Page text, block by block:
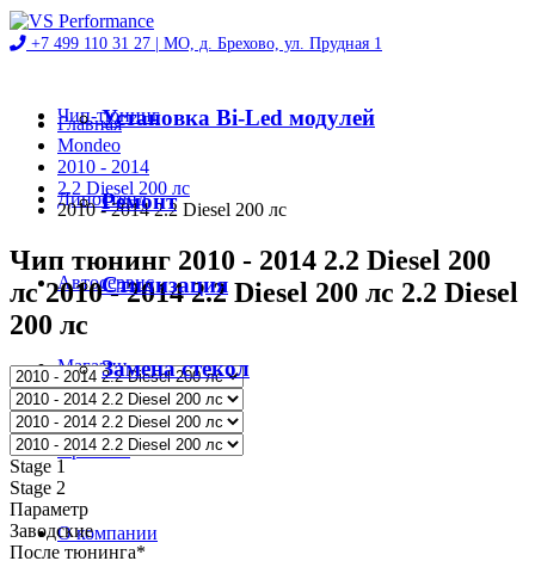
+7 499 110 31 27 | МО, д. Брехово, ул. Прудная 1
Чип-тюнинг
Диностенд
Автосервис
Магазин
Проекты
О компании
Установка Bi-Led модулей
Ремонт
Стилизация
Замена стекол
Главная
Mondeo
2010 - 2014
2.2 Diesel 200 лс
2010 - 2014 2.2 Diesel 200 лс
Чип тюнинг 2010 - 2014 2.2 Diesel 200
лс 2010 - 2014 2.2 Diesel 200 лс 2.2 Diesel
200 лс
Stage 1
Stage 2
Параметр
Заводские
После тюнинга*